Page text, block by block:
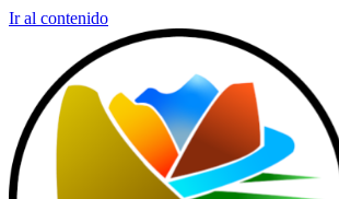
Ir al contenido